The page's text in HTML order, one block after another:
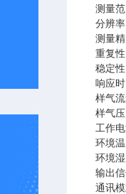
测量
分辨
测量
重复
稳定
响应
样气
样气
工作
环境
环境
输出
通讯